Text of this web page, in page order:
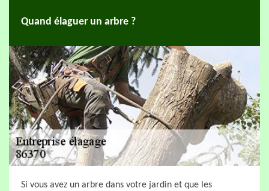
Quand élaguer un arbre ?
Si vous avez un arbre dans votre jardin et que les